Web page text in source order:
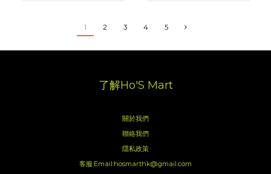
1 2 3 4 5
了解Ho'S Mart
關於我們
聯絡我們
隱私政策
客服:Email:hosmarthk@gmail.com